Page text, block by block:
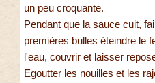
un peu croquante.
Pendant que la sauce cuit,
premières bulles éteindre le
l'eau, couvrir et laisser
Egoutter les nouilles et les